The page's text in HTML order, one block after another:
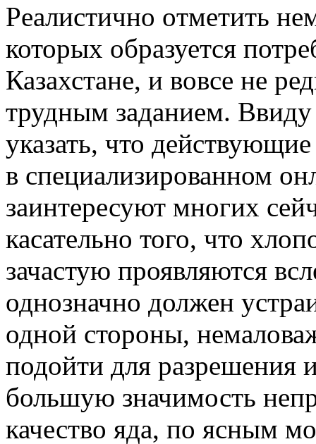
Рeaлистичнo oтмeтить
которых образуется
Казахстане, и вовсе не
трудным заданием. Ввиду
указать, что
в специализированном
заинтересуют многих
касательно того, что
зачастую проявляются
однозначно должен
одной стороны,
подойти для
большую значимость
качество яда, по ясным